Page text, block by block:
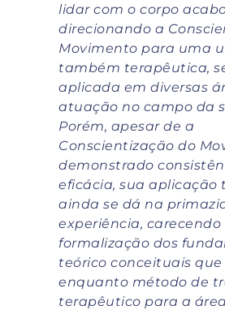
lidar com o corpo
direcionando a
Movimento para uma
também terapêutica,
aplicada em diversas
atuação no campo da
Porém, apesar de a
Conscientização do
demonstrado
eficácia, sua aplicação
ainda se dá na
experiência, carecendo
formalização dos
teórico conceituais
enquanto método de
terapêutico para a